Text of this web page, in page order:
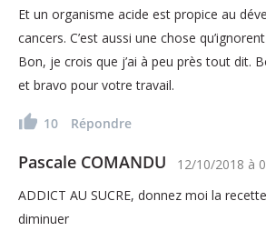
Et un organisme acide est propice au
cancers. C’est aussi une chose
Bon, je crois que j’ai à peu près tout dit.
et bravo pour votre travail.
10 Répondre
Pascale COMANDU 12/10/2018 à
ADDICT AU SUCRE, donnez moi la
diminuer